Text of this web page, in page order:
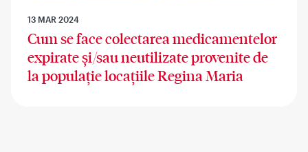
13 MAR 2024
Cum se face colectarea medicamentelor
expirate și/sau neutilizate provenite de
la populație locațiile Regina Maria